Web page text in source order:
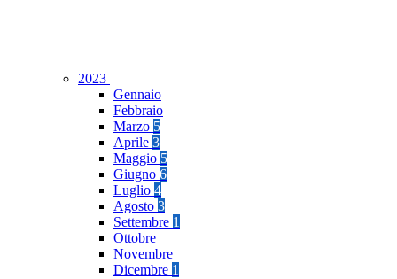
2023
Gennaio
Febbraio
Marzo 5
Aprile 3
Maggio 5
Giugno 6
Luglio 4
Agosto 3
Settembre 1
Ottobre
Novembre
Dicembre 1